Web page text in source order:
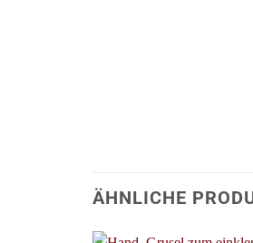
ÄHNLICHE